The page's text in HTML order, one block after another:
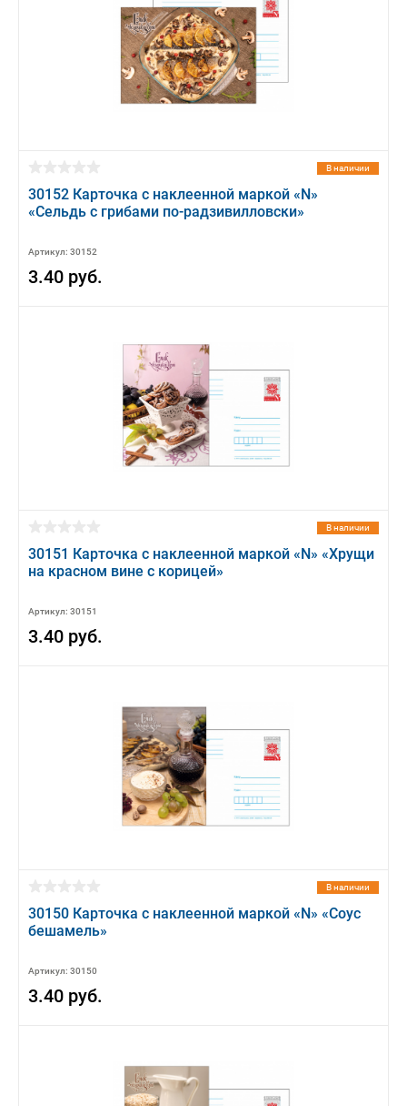
В наличии
30152 Карточка с наклеенной маркой «N»
«Сельдь с грибами по-радзивилловски»
Артикул: 30152
3.40 руб.
В наличии
30151 Карточка с наклеенной маркой «N» «Хрущи
на красном вине с корицей»
Артикул: 30151
3.40 руб.
В наличии
30150 Карточка с наклеенной маркой «N» «Соус
бешамель»
Артикул: 30150
3.40 руб.